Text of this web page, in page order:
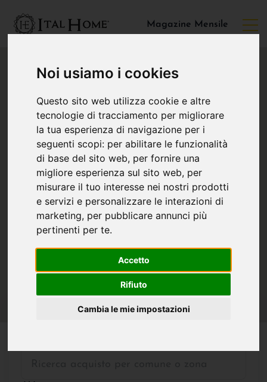
Noi usiamo i cookies
Questo sito web utilizza cookie e altre
tecnologie di tracciamento per migliorare
la tua esperienza di navigazione per i
seguenti scopi: per abilitare le funzionalità
di base del sito web, per fornire una
migliore esperienza sul sito web, per
misurare il tuo interesse nei nostri prodotti
e servizi e personalizzare le interazioni di
marketing, per pubblicare annunci più
pertinenti per te.
Accetto
Rifiuto
Cambia le mie impostazioni
Magazine Mensile